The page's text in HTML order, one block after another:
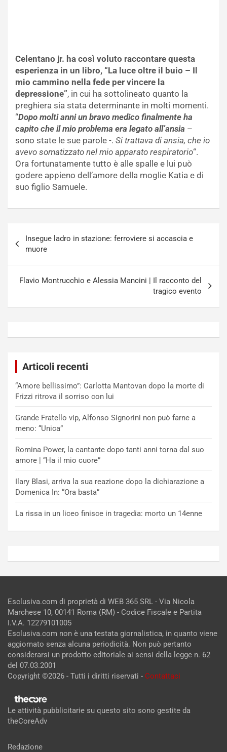
Celentano jr. ha così voluto raccontare questa
esperienza in un libro, “La luce oltre il buio – Il
mio cammino nella fede per vincere la
depressione”, in cui ha sottolineato quanto la
preghiera sia stata determinante in molti momenti.
“Dopo molti anni un bravo medico finalmente ha
capito che il mio problema era legato all’ansia –
sono state le sue parole -. Si trattava di ansia, che io
avevo somatizzato nel mio apparato respiratorio“.
Ora fortunatamente tutto è alle spalle e lui può
godere appieno dell’amore della moglie Katia e di
suo figlio Samuele.
articoli
Insegue ladro in stazione: ferroviere si accascia e
muore
Flavio Montrucchio e Alessia Mancini | Il racconto del
tragico evento
Articoli recenti
“Amore bellissimo”: Carlotta Mantovan dopo la morte di
Frizzi ritrova il sorriso con lui
Grande Fratello vip, Alfonso Signorini non può farne a
meno: “Unica”
Romina Power, la cantante dopo tanti anni torna dal suo
amore | “Ha il mio cuore”
Ilary Blasi, arriva la sua reazione dopo la dichiarazione a
Domenica In: “Ora basta”
La rissa in un liceo finisce in tragedia: morto un 14enne
Esclusiva.com di proprietà di WEB 365 SRL - Via Nicola
Marchese 10, 00141 Roma (RM) - Codice Fiscale e Partita
I.V.A. 12279101005
Esclusiva.com non è una testata giornalistica, in quanto viene
aggiornato senza alcuna periodicità. Non può pertanto
considerarsi un prodotto editoriale ai sensi della legge n. 62
del 07.03.2001
Copyright ©2026 - Tutti i diritti riservati - Contattaci
Le attività pubblicitarie su questo sito sono gestite da
theCoreAdv
Redazione